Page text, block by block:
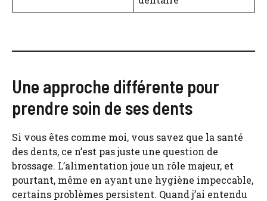
Une approche différente pour
prendre soin de ses dents
Si vous êtes comme moi, vous savez que la santé
des dents, ce n’est pas juste une question de
brossage. L’alimentation joue un rôle majeur, et
pourtant, même en ayant une hygiène impeccable,
certains problèmes persistent. Quand j’ai entendu